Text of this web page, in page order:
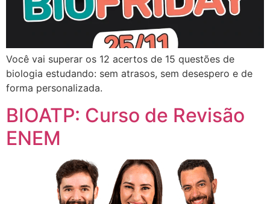
Você vai superar os 12 acertos de 15 questões de
biologia estudando: sem atrasos, sem desespero e de
forma personalizada.
BIOATP: Curso de Revisão
ENEM